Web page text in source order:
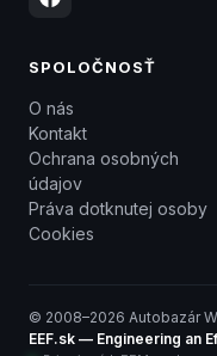
SPOLOČNOSŤ
O nás
Kontakt
Ochrana osobných
údajov
Práva dotknutej osoby
Cookies
© 2008–2026 Autobazár
EEF.sk — Engineering an